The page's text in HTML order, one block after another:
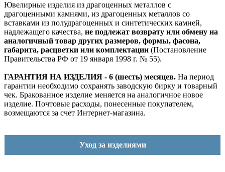
Ювелирные изделия из драгоценных металлов с
драгоценными камнями, из драгоценных металлов со
вставками из полудрагоценных и синтетических камней,
надлежащего качества, не подлежат возврату или обмену на
аналогичный товар других размеров, формы, фасона,
габарита, расцветки или комплектации (Постановление
Правительства РФ от 19 января 1998 г. № 55).
ГАРАНТИЯ НА ИЗДЕЛИЯ - 6 (шесть) месяцев. На период
гарантии необходимо сохранять заводскую бирку и товарный
чек. Бракованное изделие меняется на аналогичное новое
изделие. Почтовые расходы, понесенные покупателем,
возмещаются за счет Интернет-магазина.
Уход за изделиями